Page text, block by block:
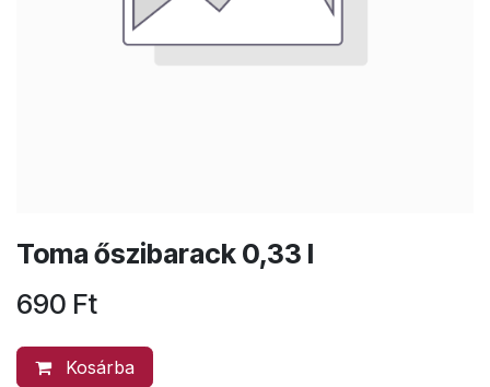
Toma őszibarack 0,33 l
690 Ft
Kosárba